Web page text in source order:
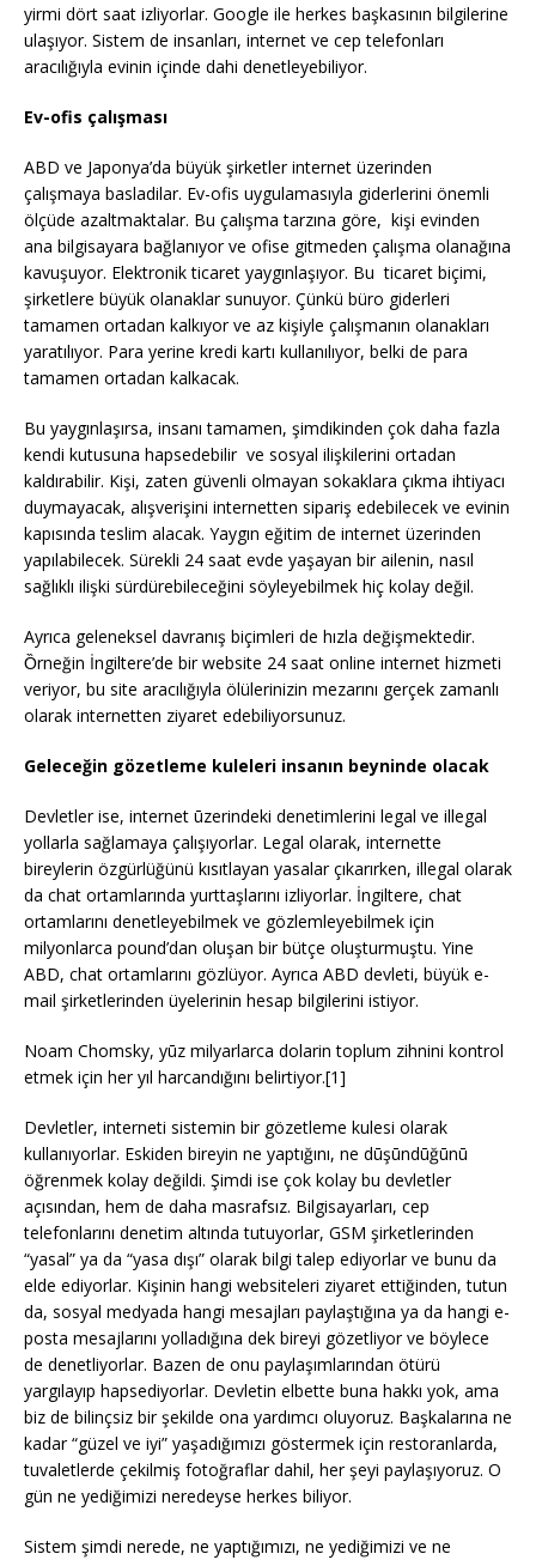
yirmi dört saat izliyorlar. Google ile herkes başkasının bilgilerine
ulaşıyor. Sistem de insanları, internet ve cep telefonları
aracılığıyla evinin içinde dahi denetleyebiliyor.
Ev-ofis çalışması
ABD ve Japonya’da büyük şirketler internet üzerinden
çalışmaya basladilar. Ev-ofis uygulamasıyla giderlerini önemli
ölçüde azaltmaktalar. Bu çalışma tarzına göre, kişi evinden
ana bilgisayara bağlanıyor ve ofise gitmeden çalışma olanağına
kavuşuyor. Elektronik ticaret yaygınlaşıyor. Bu ticaret biçimi,
şirketlere büyük olanaklar sunuyor. Çünkü büro giderleri
tamamen ortadan kalkıyor ve az kişiyle çalışmanın olanakları
yaratılıyor. Para yerine kredi kartı kullanılıyor, belki de para
tamamen ortadan kalkacak.
Bu yaygınlaşırsa, insanı tamamen, şimdikinden çok daha fazla
kendi kutusuna hapsedebilir ve sosyal ilişkilerini ortadan
kaldırabilir. Kişi, zaten güvenli olmayan sokaklara çıkma ihtiyacı
duymayacak, alışverişini internetten sipariş edebilecek ve evinin
kapısında teslim alacak. Yaygın eğitim de internet üzerinden
yapılabilecek. Sürekli 24 saat evde yaşayan bir ailenin, nasıl
sağlıklı ilişki sürdürebileceğini söyleyebilmek hiç kolay değil.
Ayrıca geleneksel davranış biçimleri de hızla değişmektedir.
Ȍrneğin İngiltere’de bir website 24 saat online internet hizmeti
veriyor, bu site aracılığıyla ölülerinizin mezarını gerçek zamanlı
olarak internetten ziyaret edebiliyorsunuz.
Geleceğin gözetleme kuleleri insanın beyninde olacak
Devletler ise, internet ūzerindeki denetimlerini legal ve illegal
yollarla sağlamaya çalışıyorlar. Legal olarak, internette
bireylerin özgürlüğünü kısıtlayan yasalar çıkarırken, illegal olarak
da chat ortamlarında yurttaşlarını izliyorlar. İngiltere, chat
ortamlarını denetleyebilmek ve gözlemleyebilmek için
milyonlarca pound’dan oluşan bir bütçe oluşturmuştu. Yine
ABD, chat ortamlarını gözlüyor. Ayrıca ABD devleti, büyük e-
mail şirketlerinden üyelerinin hesap bilgilerini istiyor.
Noam Chomsky, yūz milyarlarca dolarin toplum zihnini kontrol
etmek için her yıl harcandığını belirtiyor.[1]
Devletler, interneti sistemin bir gözetleme kulesi olarak
kullanıyorlar. Eskiden bireyin ne yaptığını, ne dūşūndūğūnū
öğrenmek kolay değildi. Şimdi ise çok kolay bu devletler
açısından, hem de daha masrafsız. Bilgisayarları, cep
telefonlarını denetim altında tutuyorlar, GSM şirketlerinden
“yasal” ya da “yasa dışı” olarak bilgi talep ediyorlar ve bunu da
elde ediyorlar. Kişinin hangi websiteleri ziyaret ettiğinden, tutun
da, sosyal medyada hangi mesajları paylaştığına ya da hangi e-
posta mesajlarını yolladığına dek bireyi gözetliyor ve böylece
de denetliyorlar. Bazen de onu paylaşımlarından ötürü
yargılayıp hapsediyorlar. Devletin elbette buna hakkı yok, ama
biz de bilinçsiz bir şekilde ona yardımcı oluyoruz. Başkalarına ne
kadar “güzel ve iyi” yaşadığımızı göstermek için restoranlarda,
tuvaletlerde çekilmiş fotoğraflar dahil, her şeyi paylaşıyoruz. O
gün ne yediğimizi neredeyse herkes biliyor.
Sistem şimdi nerede, ne yaptığımızı, ne yediğimizi ve ne